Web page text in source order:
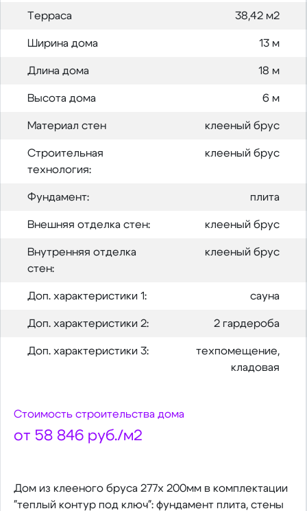
Терраса 38,42 м2
Ширина дома 13 м
Длина дома 18 м
Высота дома 6 м
Материал стен клееный брус
Строительная
технология:
клееный брус
Фундамент: плита
Внешняя отделка стен: клееный брус
Внутренняя отделка
стен:
клееный брус
Доп. характеристики 1: сауна
Доп. характеристики 2: 2 гардероба
Доп. характеристики 3:
техпомещение,
кладовая
Стоимость строительства дома
от 58 846 руб./м2
Дом из клееного бруса 277х 200мм в комплектации
"теплый контур под ключ": фундамент плита, стены